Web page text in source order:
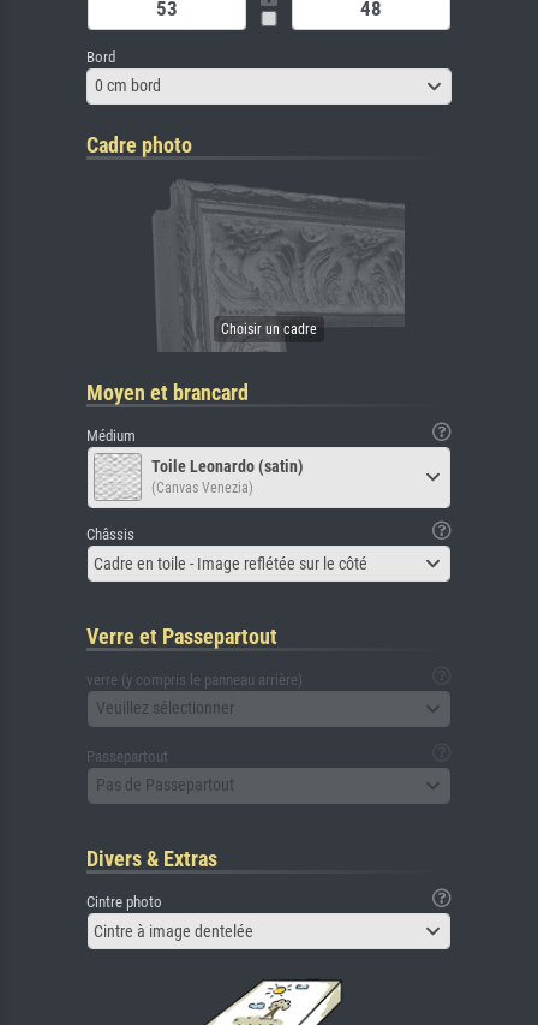
Bord
0 cm bord
Cadre photo
Moyen et brancard
Médium
Toile Leonardo (satin)
(Canvas Venezia)
Châssis
Cadre en toile - Image reflétée sur le côté
Verre et Passepartout
verre (y compris le panneau arrière)
Veuillez sélectionner
Passepartout
Pas de Passepartout
Divers & Extras
Cintre photo
Cintre à image dentelée